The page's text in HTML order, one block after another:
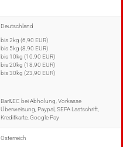
Deutschland
bis 2kg (6,90 EUR)
bis 5kg (8,90 EUR)
bis 10kg (10,90 EUR)
bis 20kg (18,90 EUR)
bis 30kg (23,90 EUR)
Bar&EC bei Abholung, Vorkasse
Überweisung, Paypal, SEPA Lastschrift,
Kreditkarte, Google Pay
Österreich